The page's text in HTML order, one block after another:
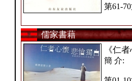
第61-
儒家書藉
《仁
簡 介: